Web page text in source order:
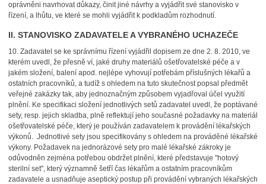
oprávněni navrhovat důkazy, činit jiné návrhy a vyjádřit své stanovisko v
řízení, a lhůtu, ve které se mohli vyjádřit k podkladům rozhodnutí.
II. STANOVISKO ZADAVATELE A VYBRANÉHO UCHAZEČE
10. Zadavatel se ke správnímu řízení vyjádřil dopisem ze dne 2. 8. 2010, ve
kterém uvedl, že přesně ví, jaké druhy materiálů ošetřovatelské péče a v
jakém složení, balení apod. nejlépe vyhovují potřebám příslušných lékařů a
ostatních pracovníků, a tudíž s ohledem na tuto skutečnost popsal předmět
veřejné zakázky tak, aby jednoznačným způsobem vyjadřoval účel využití
plnění. Ke specifikaci složení jednotlivých setů zadavatel uvedl, že poptávané
sety, resp. jejich skladba, plně reflektují jeho současné požadavky na materiál
ošetřovatelské péče, který je používán zadavatelem k provádění lékařských
výkonů. Jednotlivé sety jsou specifikovány s ohledem na prováděné lékařské
výkony. Požadavek na jednorázové sety pro malé lékařské zákroky je
odůvodněn zejména potřebou obdržet plnění, které představuje "hotový
sterilní set", který významně šetří čas lékařům a ostatním pracovníkům
zadavatele a usnadňuje aseptický postup při provádění vybraných lékařských